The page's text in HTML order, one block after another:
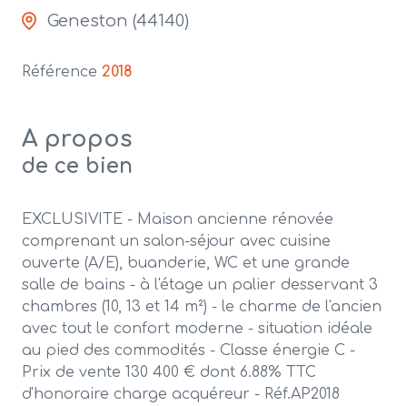
Geneston (44140)
Référence 2018
A propos
de ce bien
EXCLUSIVITE - Maison ancienne rénovée
comprenant un salon-séjour avec cuisine
ouverte (A/E), buanderie, WC et une grande
salle de bains - à l'étage un palier desservant 3
chambres (10, 13 et 14 m²) - le charme de l'ancien
avec tout le confort moderne - situation idéale
au pied des commodités - Classe énergie C -
Prix de vente 130 400 € dont 6.88% TTC
d'honoraire charge acquéreur - Réf.AP2018